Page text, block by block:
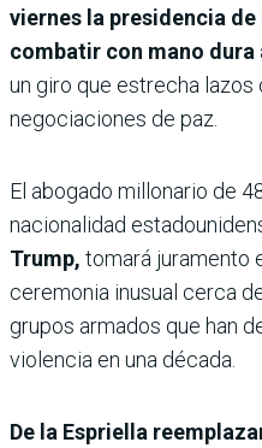
viernes la presidencia
combatir con mano
un giro que estrecha lazos
negociaciones de paz.
El abogado millonario de
nacionalidad
Trump, tomará juramento
ceremonia inusual cerca
grupos armados que han
violencia en una década.
De la Espriella